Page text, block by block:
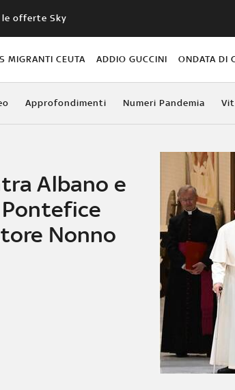
offerte Sky
MIGRANTI CEUTA ADDIO GUCCINI ONDATA DI
Approfondimenti Numeri Pandemia
Albano e
Nonno